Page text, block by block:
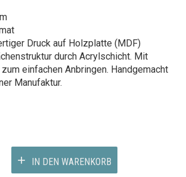
Druck auf Holzplatte (MDF)
durch Acrylschicht. Mit
einfachen Anbringen. Handgemacht
Manufaktur.
IN DEN WARENKORB